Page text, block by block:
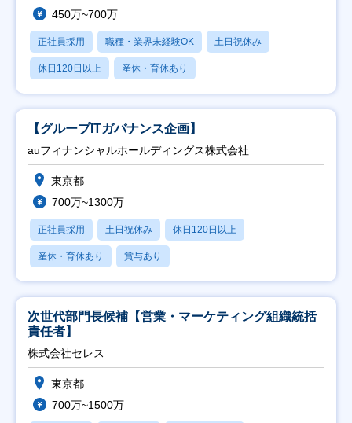
450万~700万
正社員採用 職種・業界未経験OK 土日祝休み
休日120日以上 産休・育休あり
【グループITガバナンス企画】
auフィナンシャルホールディングス株式会社
東京都
700万~1300万
正社員採用 土日祝休み 休日120日以上
産休・育休あり 賞与あり
次世代部門長候補【営業・マーケティング組織統括
責任者】
株式会社セレス
東京都
700万~1500万